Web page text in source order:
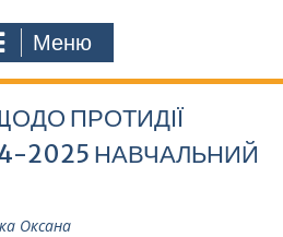
Меню
ПРОТИДІЇ
2025 НАВЧАЛЬНИЙ
Оксана